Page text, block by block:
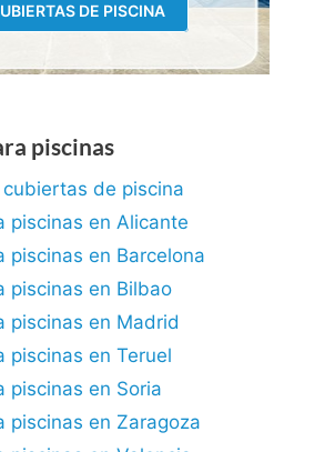
DE PISCINA
piscinas
de piscina
piscinas en Alicante
piscinas en Barcelona
piscinas en Bilbao
piscinas en Madrid
piscinas en Teruel
piscinas en Soria
piscinas en Zaragoza